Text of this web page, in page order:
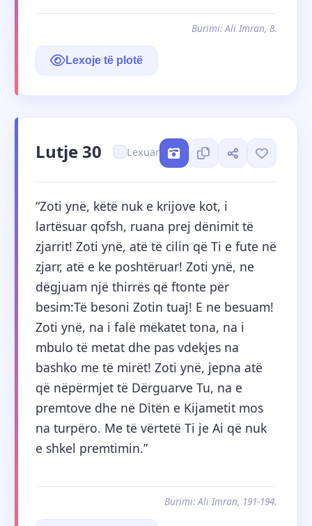
Burimi: Ali Imran, 8.
Lexoje të plotë
Lutje 30 Lexuar
“Zoti ynë, këtë nuk e krijove kot, i
lartësuar qofsh, ruana prej dënimit të
zjarrit! Zoti ynë, atë të cilin që Ti e fute në
zjarr, atë e ke poshtëruar! Zoti ynë, ne
dëgjuam një thirrës që ftonte për
besim:Të besoni Zotin tuaj! E ne besuam!
Zoti ynë, na i falë mëkatet tona, na i
mbulo të metat dhe pas vdekjes na
bashko me të mirët! Zoti ynë, jepna atë
që nëpërmjet të Dërguarve Tu, na e
premtove dhe në Ditën e Kijametit mos
na turpëro. Me të vërtetë Ti je Ai që nuk
e shkel premtimin.”
Burimi: Ali Imran, 191-194.